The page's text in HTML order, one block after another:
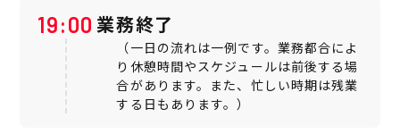
19:00 業務終了
（一日の流れは一例です。業務都合によ
り休憩時間やスケジュールは前後する場
合があります。また、忙しい時期は残業
する日もあります。）